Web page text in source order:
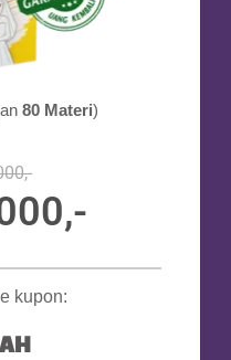
80 Materi)
kupon: